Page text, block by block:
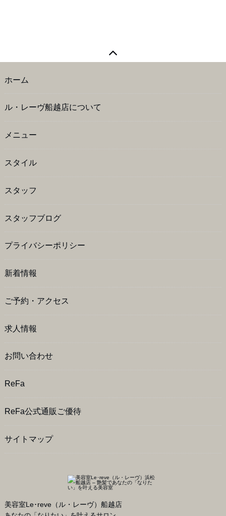
ホーム
ル・レーヴ船越店について
メニュー
スタイル
スタッフ
スタッフブログ
プライバシーポリシー
新着情報
ご予約・アクセス
求人情報
お問い合わせ
ReFa
ReFa公式通販ご優待
サイトマップ
美容室Le･reve（ル・レーヴ）船越店